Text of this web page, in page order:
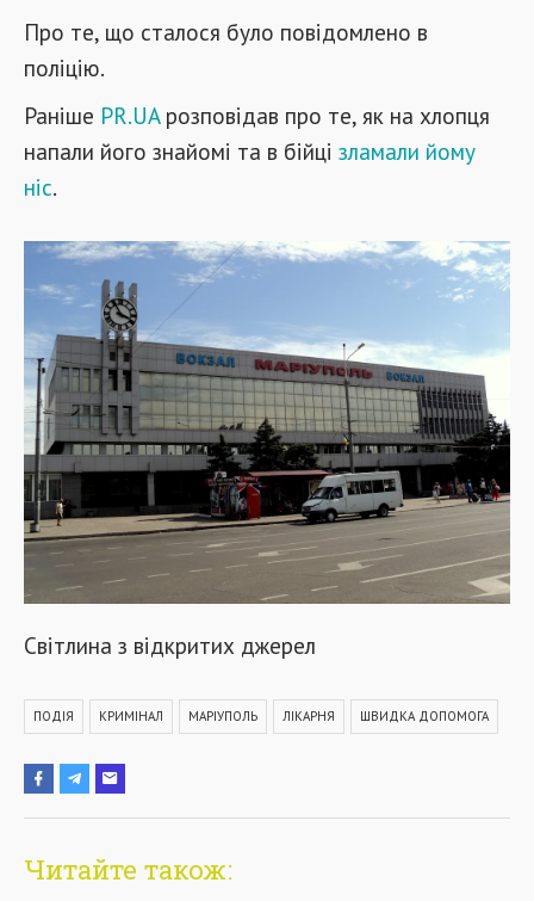
Про те, що сталося було повідомлено в
поліцію.
Раніше PR.UAрозповідав про те, як на хлопця
напали його знайомі та в бійці зламали йому
ніс.
Світлина з відкритих джерел
ПОДІЯ КРИМІНАЛ МАРІУПОЛЬ ЛІКАРНЯ ШВИДКА ДОПОМОГА
Читайте також: